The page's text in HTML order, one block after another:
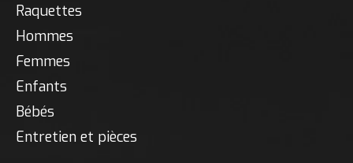
Raquettes
Hommes
Femmes
Enfants
Bébés
Entretien et pièces